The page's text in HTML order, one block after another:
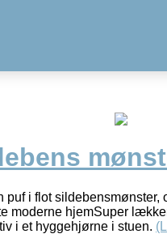
puf i flot sildebensmønster,
moderne hjemSuper
i et hyggehjørne i stuen.